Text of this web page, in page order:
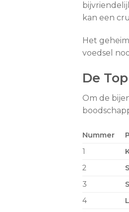
kan een
Het
voedsel
De
Om de
Nummer
1
2
3
4